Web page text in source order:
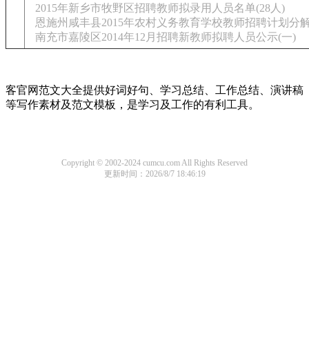
2015年新乡市牧野区招聘教师拟录用人员名单(28人)
恩施州咸丰县2015年农村义务教育学校教师招聘计划分
南充市嘉陵区2014年12月招聘新教师拟聘人员公示(一)
客官网范文大全提供好词好句、学习总结、工作总结、演讲稿
等写作素材及范文模板，是学习及工作的有利工具。
Copyright © 2002-2024 cumcu.com All Rights Reserved
更新时间：2026/8/7 18:46:19